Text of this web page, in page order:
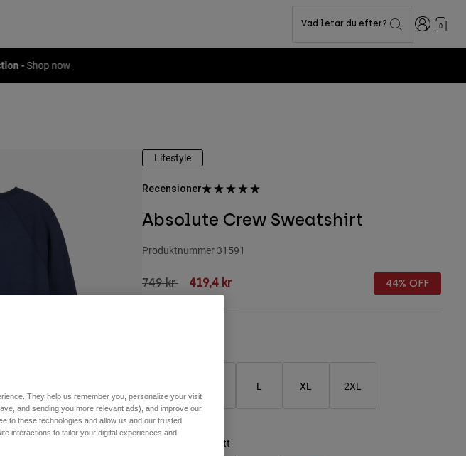
Vad letar du efter? Login0
-Shop now
Lifestyle
Recensioner
Absolute Crew Sweatshirt
Produktnummer 31591
Price reduced from
749 krto419,4 kr 44% OFF
L XL 2XL
Midnattsblått
They help us remember you, personalize your visit
and sending you more relevant ads), and improve our
to these technologies and allow us and our trusted
interactions to tailor your digital experiences and